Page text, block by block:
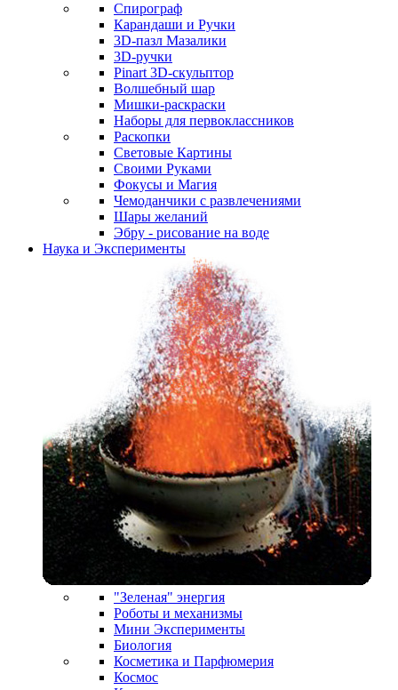
Спирограф
Карандаши и Ручки
3D-пазл Мазалики
3D-ручки
Pinart 3D-скульптор
Волшебный шар
Мишки-раскраски
Наборы для первоклассников
Раскопки
Световые Картины
Своими Руками
Фокусы и Магия
Чемоданчики с развлечениями
Шары желаний
Эбру - рисование на воде
Наука и Эксперименты
"Зеленая" энергия
Роботы и механизмы
Мини Эксперименты
Биология
Косметика и Парфюмерия
Космос